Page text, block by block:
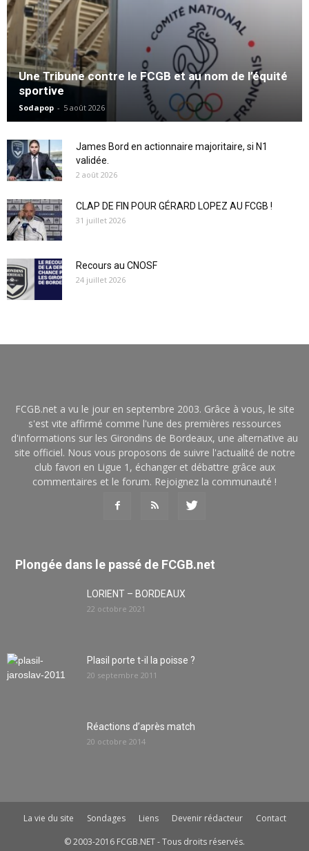
Une Tribune contre le FCGB et au nom de l’équité
sportive
Sodapop - 5 août 2026
James Bord en actionnaire majoritaire, si N1
validée.
2 août 2026
CLAP DE FIN POUR GÉRARD LOPEZ AU FCGB !
31 juillet 2026
Recours au CNOSF
24 juillet 2026
FCGB.net a vu le jour en septembre 2003. Grâce à vous, le site
s'est vite affirmé comme l'une des premières ressources
d'informations sur les Girondins de Bordeaux, une alternative au
site officiel. Nous vous proposons de suivre l'actualité de notre
club favori en Ligue 1, échanger et débattre grâce aux
commentaires et le forum. Rejoignez la communauté !
Plongée dans le passé de FCGB.net
LORIENT – BORDEAUX
22 octobre 2021
Plasil porte t-il la poisse ?
20 septembre 2011
Réactions d’après match
20 octobre 2014
La vie du site Sondages Liens Devenir rédacteur
Contact
© 2003-2016 FCGB.NET - Tous droits réservés.